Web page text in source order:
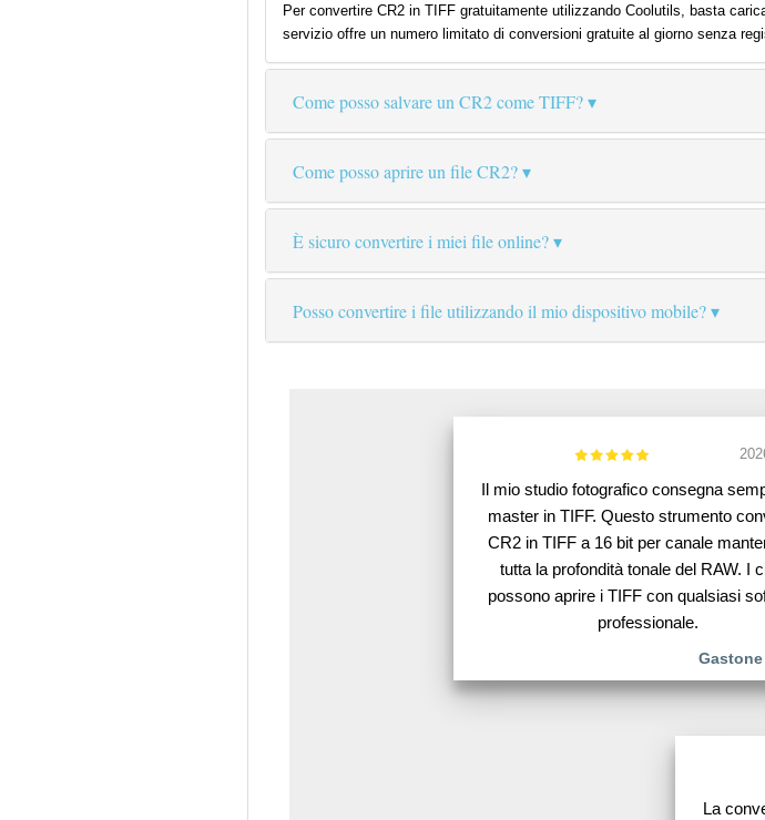
Per convertire CR2 in TIFF gratuitamente utilizzando Coolutils, basta
servizio offre un numero limitato di conversioni gratuite al giorno senza
Come posso salvare un CR2 come TIFF?
Come posso aprire un file CR2?
È sicuro convertire i miei file online?
Posso convertire i file utilizzando il mio dispositivo mobile?
Il mio studio fotografico consegna
master in TIFF. Questo strumento
CR2 in TIFF a 16 bit per canale
tutta la profondità tonale del RAW. I
possono aprire i TIFF con qualsiasi
professionale.
La